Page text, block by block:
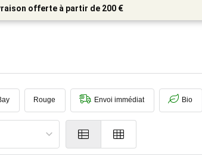
offerte à partir de 200 €
Rouge Envoi immédiat Bio